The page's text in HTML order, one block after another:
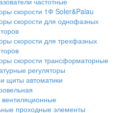
скорости 1Ф Soler&Palau
скорости для однофазных
скорости для трехфазных
скорости трансформаторные
регуляторы
щиты автоматики
проходные элементы